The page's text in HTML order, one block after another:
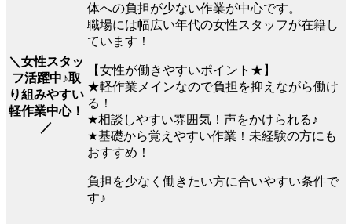
＼女性スタッ
フ活躍中♪取
り組みやすい
軽作業中心！
／
体への負担が少ない作業が中心です。
職場には幅広い年代の女性スタッフが在籍し
ています！
【女性が働きやすいポイント★】
★軽作業メインなので負担を抑えながら働け
る！
★相談しやすい雰囲気！声をかけられる♪
★基礎から覚えやすい作業！未経験の方にも
おすすめ！
負担を少なく働きたい方に合いやすい条件で
す♪